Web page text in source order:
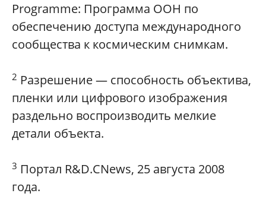
Programme: Программа ООН по
обеспечению доступа международного
сообщества к космическим снимкам.
2 Разрешение — способность объектива,
пленки или цифрового изображения
раздельно воспроизводить мелкие
детали объекта.
3 Портал R&D.CNews, 25 августа 2008
года.